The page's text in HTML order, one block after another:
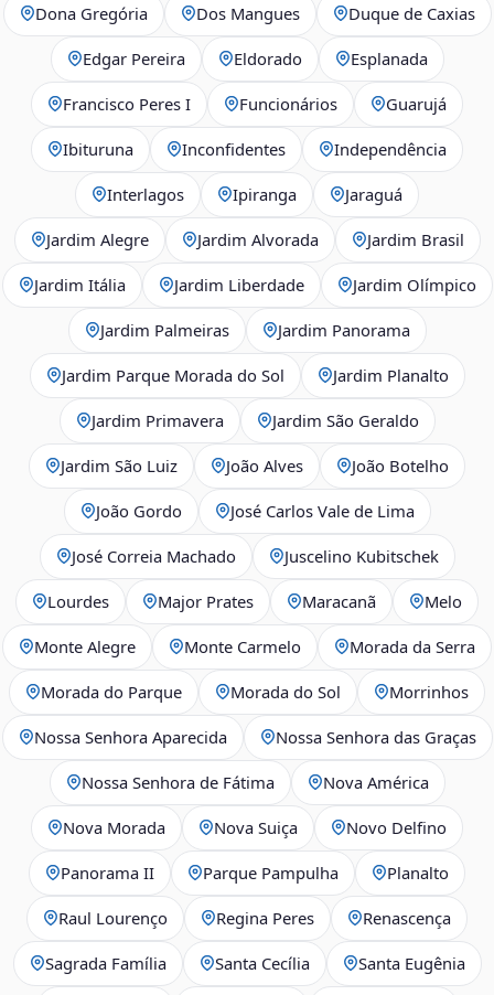
Dona Gregória Dos Mangues Duque de Caxias
Edgar Pereira Eldorado Esplanada
Francisco Peres I Funcionários Guarujá
Ibituruna Inconfidentes Independência
Interlagos Ipiranga Jaraguá
Jardim Alegre Jardim Alvorada Jardim Brasil
Jardim Itália Jardim Liberdade Jardim Olímpico
Jardim Palmeiras Jardim Panorama
Jardim Parque Morada do Sol Jardim Planalto
Jardim Primavera Jardim São Geraldo
Jardim São Luiz João Alves João Botelho
João Gordo José Carlos Vale de Lima
José Correia Machado Juscelino Kubitschek
Lourdes Major Prates Maracanã Melo
Monte Alegre Monte Carmelo Morada da Serra
Morada do Parque Morada do Sol Morrinhos
Nossa Senhora Aparecida Nossa Senhora das Graças
Nossa Senhora de Fátima Nova América
Nova Morada Nova Suiça Novo Delfino
Panorama II Parque Pampulha Planalto
Raul Lourenço Regina Peres Renascença
Sagrada Família Santa Cecília Santa Eugênia